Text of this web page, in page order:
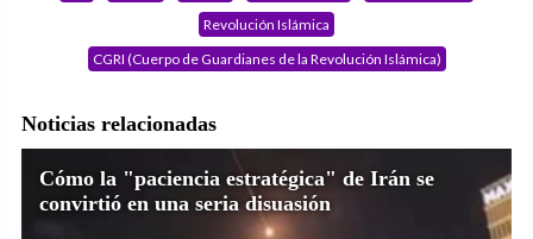
Revolución Islámica
CGRI (Cuerpo de Guardianes de la Revolución Islámica)
Noticias relacionadas
Cómo la "paciencia estratégica" de Irán se
convirtió en una seria disuasión